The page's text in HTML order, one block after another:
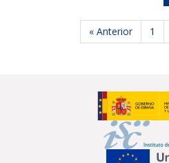
« Anterior 1